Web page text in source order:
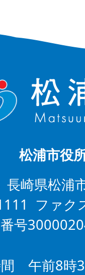
松浦市役
崎県松浦
ファ
号
午前8時